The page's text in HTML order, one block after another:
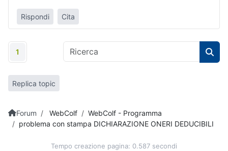
Rispondi Cita
1
Replica topic
Forum WebColf
WebColf - Programma
problema con stampa DICHIARAZIONE ONERI DEDUCIBILI
Tempo creazione pagina: 0.587 secondi